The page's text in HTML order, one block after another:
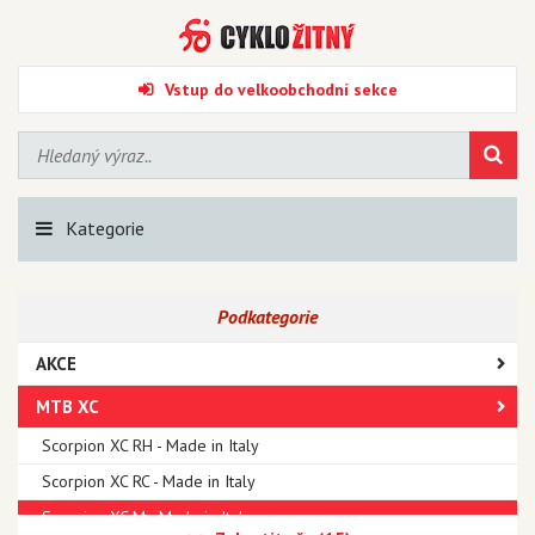
Vstup do velkoobchodní sekce
Kategorie
Podkategorie
AKCE
MTB XC
Scorpion XC RH - Made in Italy
Scorpion XC RC - Made in Italy
Scorpion XC M - Made in Italy